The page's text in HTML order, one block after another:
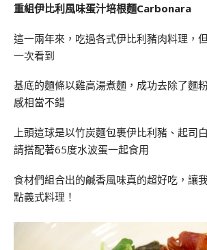
重組伊比利風味蛋汁培根麵Carbonara
這一兩年來，吃過各式伊比利豬肉料理，
一次看到
基底的麵條以雞高湯煮麵，成功去除了麵
感相當不錯
上頭這球是以竹炭麵包裹伊比利豬、起司
請搭配著65度水波蛋一起食用
食材們組合出的鹹香風味真的超好吃，讓
點義式料理！